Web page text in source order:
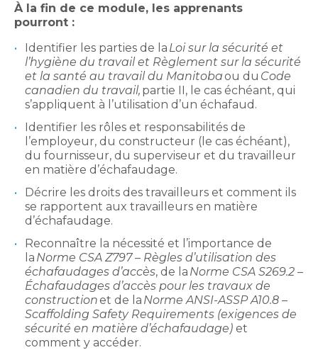
À la fin de ce module, les apprenants
pourront :
Identifier les parties de la Loi sur la sécurité et
l’hygiène du travail et Règlement sur la sécurité
et la santé au travail du Manitobaou du Code
canadien du travail, partie II, le cas échéant, qui
s’appliquent à l’utilisation d’un échafaud.
Identifier les rôles et responsabilités de
l’employeur, du constructeur (le cas échéant),
du fournisseur, du superviseur et du travailleur
en matière d’échafaudage.
Décrire les droits des travailleurs et comment ils
se rapportent aux travailleurs en matière
d’échafaudage.
Reconnaître la nécessité et l’importance de
la Norme CSA Z797 – Règles d’utilisation des
échafaudages d’accès, de la Norme CSA S269.2 –
Échafaudages d’accès pour les travaux de
constructionet de la Norme ANSI-ASSP A10.8 –
Scaffolding Safety Requirements (exigences de
sécurité en matière d’échafaudage) et
comment y accéder.